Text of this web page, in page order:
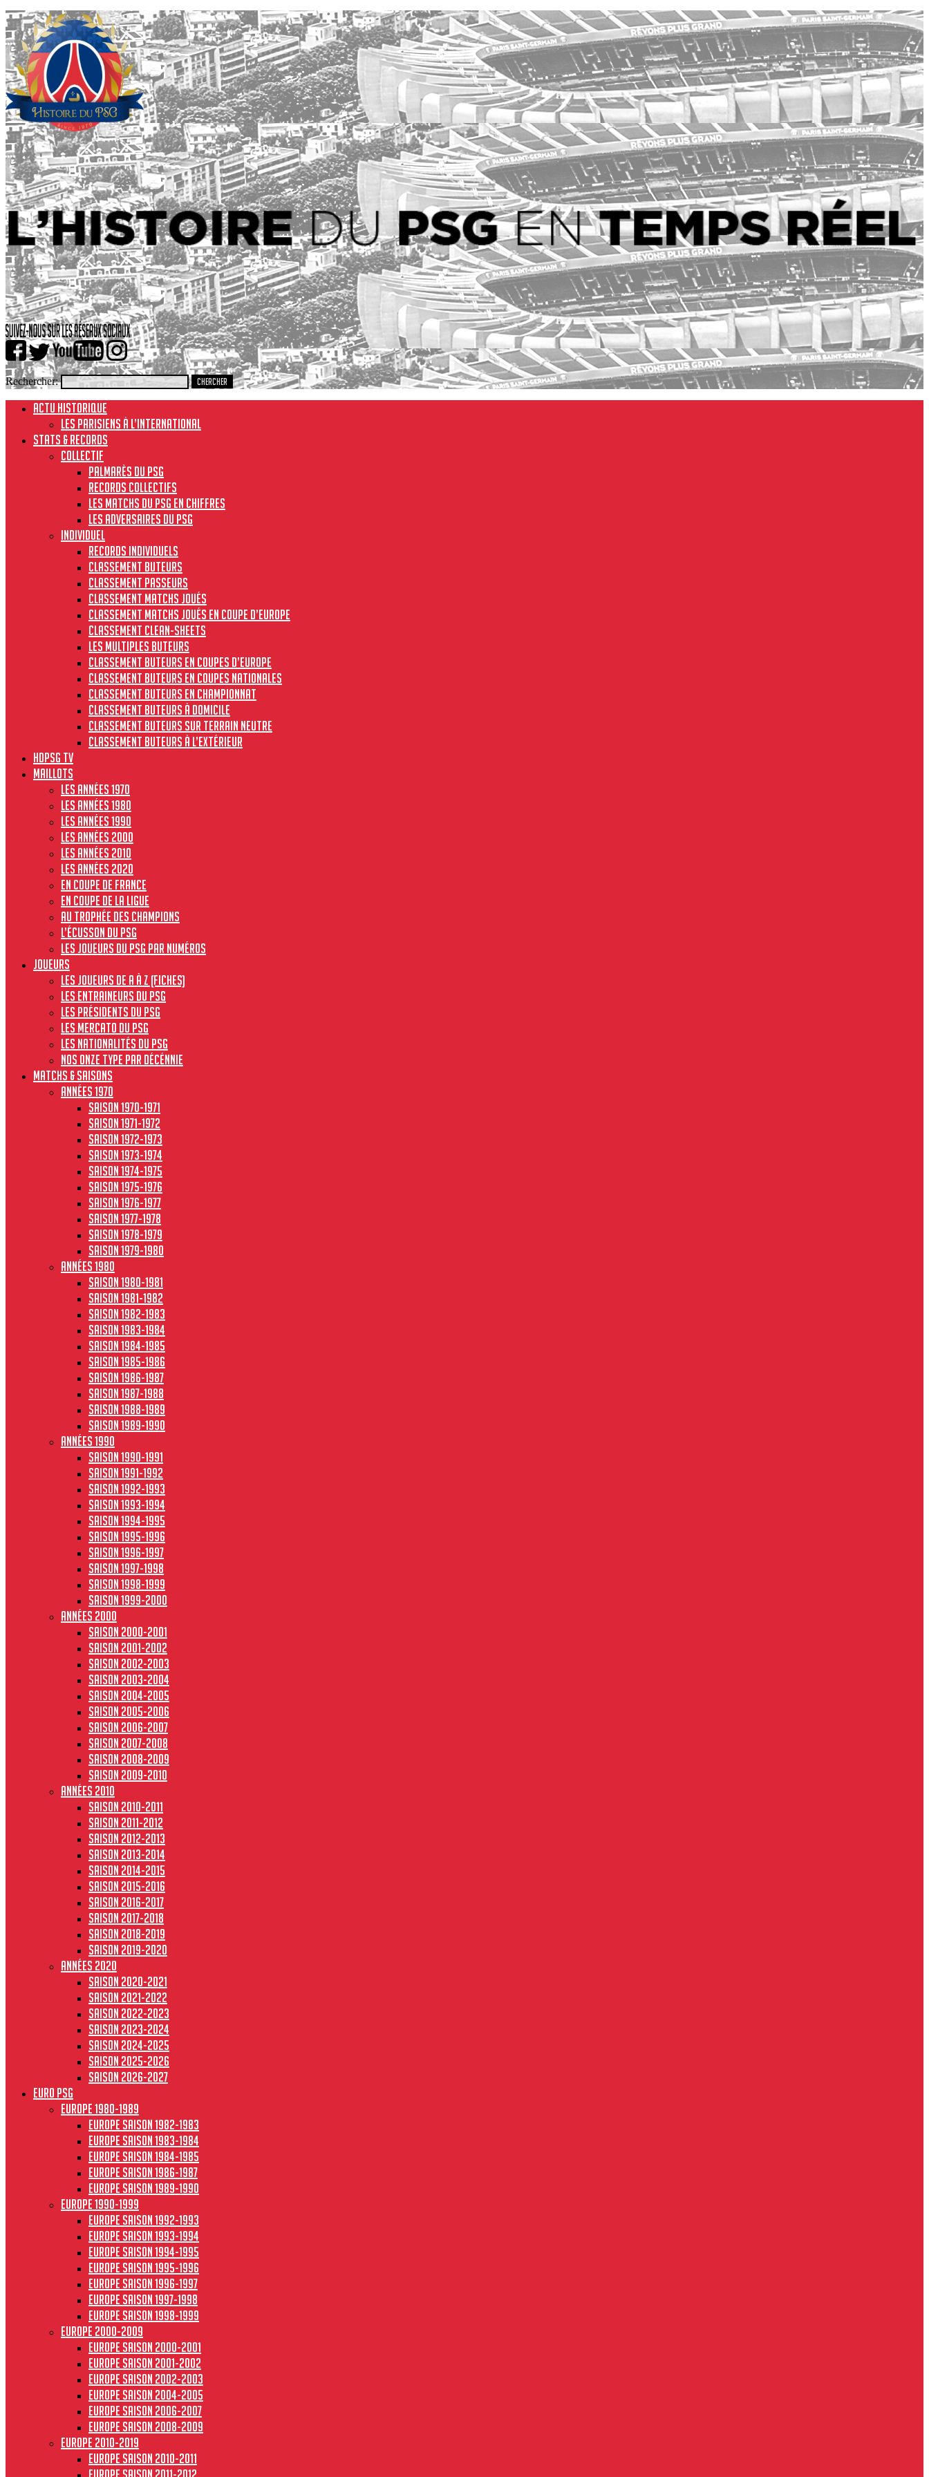
Rechercher:
ACTU HISTORIQUE
Les Parisiens à l’international
STATS & RECORDS
Collectif
Palmarès du PSG
Records collectifs
Les matchs du PSG en chiffres
Les adversaires du PSG
Individuel
Records individuels
Classement buteurs
Classement passeurs
Classement matchs joués
Classement matchs joués en Coupe d’Europe
Classement clean-sheets
Les multiples buteurs
Classement buteurs en coupes d’Europe
Classement buteurs en coupes nationales
Classement buteurs en championnat
Classement buteurs à domicile
Classement buteurs sur terrain neutre
Classement buteurs à l’extérieur
HdPSG TV
MAILLOTS
Les années 1970
Les années 1980
Les années 1990
Les années 2000
Les années 2010
Les années 2020
En Coupe de France
En Coupe de la Ligue
Au Trophée des Champions
L’écusson du PSG
Les joueurs du PSG par numéros
JOUEURS
Les joueurs de A à Z (fiches)
Les entraineurs du PSG
Les présidents du PSG
Les Mercato du PSG
Les nationalités du PSG
Nos onze type par décénnie
MATCHS & SAISONS
Années 1970
Saison 1970-1971
Saison 1971-1972
Saison 1972-1973
Saison 1973-1974
Saison 1974-1975
Saison 1975-1976
Saison 1976-1977
Saison 1977-1978
Saison 1978-1979
Saison 1979-1980
Années 1980
Saison 1980-1981
Saison 1981-1982
Saison 1982-1983
Saison 1983-1984
Saison 1984-1985
Saison 1985-1986
Saison 1986-1987
Saison 1987-1988
Saison 1988-1989
Saison 1989-1990
Années 1990
Saison 1990-1991
Saison 1991-1992
Saison 1992-1993
Saison 1993-1994
Saison 1994-1995
Saison 1995-1996
Saison 1996-1997
Saison 1997-1998
Saison 1998-1999
Saison 1999-2000
Années 2000
Saison 2000-2001
Saison 2001-2002
Saison 2002-2003
Saison 2003-2004
Saison 2004-2005
Saison 2005-2006
Saison 2006-2007
Saison 2007-2008
Saison 2008-2009
Saison 2009-2010
Années 2010
Saison 2010-2011
Saison 2011-2012
Saison 2012-2013
Saison 2013-2014
Saison 2014-2015
Saison 2015-2016
Saison 2016-2017
Saison 2017-2018
Saison 2018-2019
Saison 2019-2020
Années 2020
Saison 2020-2021
Saison 2021-2022
Saison 2022-2023
Saison 2023-2024
Saison 2024-2025
Saison 2025-2026
Saison 2026-2027
Euro PSG
Europe 1980-1989
Europe saison 1982-1983
Europe Saison 1983-1984
Europe saison 1984-1985
Europe saison 1986-1987
Europe saison 1989-1990
Europe 1990-1999
Europe saison 1992-1993
Europe saison 1993-1994
Europe saison 1994-1995
Europe saison 1995-1996
Europe saison 1996-1997
Europe Saison 1997-1998
Europe saison 1998-1999
Europe 2000-2009
Europe saison 2000-2001
Europe saison 2001-2002
Europe saison 2002-2003
Europe saison 2004-2005
Europe saison 2006-2007
Europe saison 2008-2009
Europe 2010-2019
Europe saison 2010-2011